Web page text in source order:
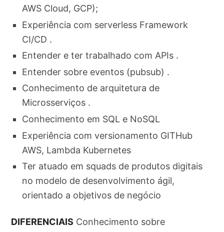
AWS Cloud, GCP);
Experiência com serverless Framework
CI/CD .
Entender e ter trabalhado com APIs .
Entender sobre eventos (pubsub) .
Conhecimento de arquitetura de
Microsserviços .
Conhecimento em SQL e NoSQL
Experiência com versionamento GITHub
AWS, Lambda Kubernetes
Ter atuado em squads de produtos digitais
no modelo de desenvolvimento ágil,
orientado a objetivos de negócio
DIFERENCIAIS Conhecimento sobre